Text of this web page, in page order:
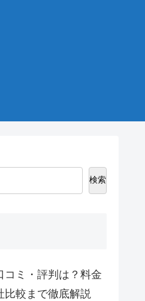
検索
コミ・評判は？料金
比較まで徹底解説